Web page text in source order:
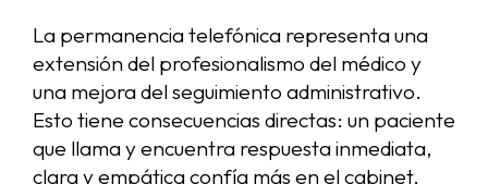
La permanencia telefónica representa una
extensión del profesionalismo del médico y
una mejora del seguimiento administrativo.
Esto tiene consecuencias directas: un paciente
que llama y encuentra respuesta inmediata,
clara y empática confía más en el cabinet,